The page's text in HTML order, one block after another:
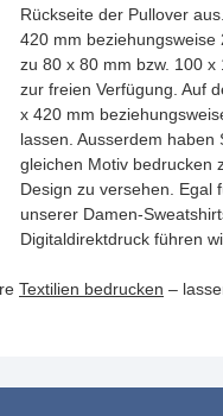
Rückseite der Pullover
420 mm
zu 80 x 80 mm bzw. 100
zur freien Verfügung. Auf
x 420 mm
lassen. Ausserdem haben
gleichen Motiv bedrucken
Design zu versehen. Egal
unserer Damen-
Digitaldirektdruck führen
Textilien bedrucken –